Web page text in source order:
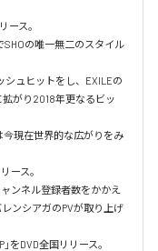
ース。
の唯一無二のスタイル
シュヒットをし、EXILEの
がり2018年更なるビッ
今現在世界的な広がりをみ
ース。
ンネル登録者数をかかえ
レンシアガのPVが取り上げ
をDVD全国リリース。